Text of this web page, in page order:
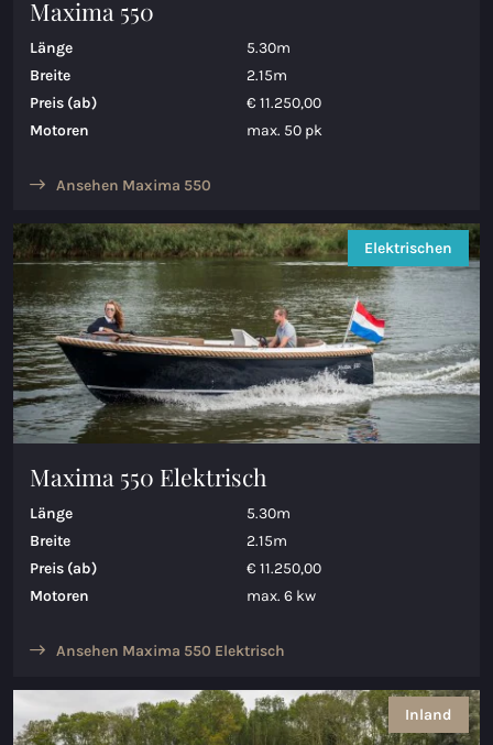
Maxima 820 retro Elektrisch
Maxima 650 Flying Lounge Elektrisch
Maxima 750 Flying Lounge Elektrisch
Maxima 550
Länge
5.30m
Breite
2.15m
Preis (ab)
€ 11.250,00
Motoren
max. 50 pk
Ansehen Maxima 550
Maxima 550 Elektrisch
Länge
5.30m
Breite
2.15m
Preis (ab)
€ 11.250,00
Motoren
max. 6 kw
Ansehen Maxima 550 Elektrisch
Elektrischen
Inland